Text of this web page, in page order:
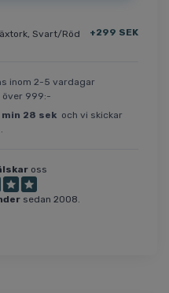
Svart/Röd +299 SEK
inom 2-5 vardagar
över 999:-
min 27 sekoch vi skickar
oss
sedan 2008.